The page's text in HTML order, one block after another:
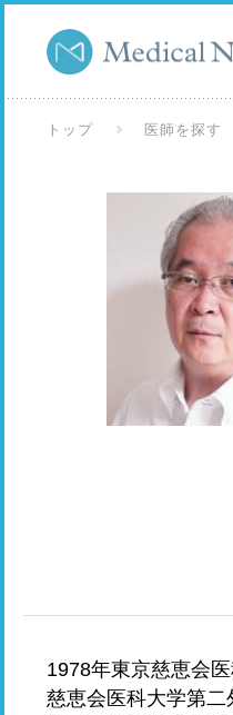
トップ 医師を探す
1978年東京慈恵会
慈恵会医科大学第